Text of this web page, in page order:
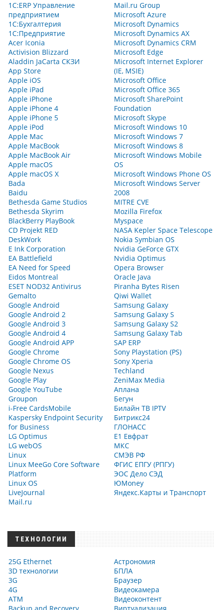
1С:ERP Управление
предприятием
1С:Бухгалтерия
1С:Предприятие
Acer Iconia
Activision Blizzard
Aladdin JaCarta СКЗИ
App Store
Apple iOS
Apple iPad
Apple iPhone
Apple iPhone 4
Apple iPhone 5
Apple iPod
Apple Mac
Apple MacBook
Apple MacBook Air
Apple macOS
Apple macOS X
Bada
Baidu
Bethesda Game Studios
Bethesda Skyrim
BlackBerry PlayBook
CD Projekt RED
DeskWork
E Ink Corporation
EA Battlefield
EA Need for Speed
Eidos Montreal
ESET NOD32 Antivirus
Gemalto
Google Android
Google Android 2
Google Android 3
Google Android 4
Google Android APP
Google Chrome
Google Chrome OS
Google Nexus
Google Play
Google YouTube
Groupon
i-Free CardsMobile
Kaspersky Endpoint Security
for Business
LG Optimus
LG webOS
Linux
Linux MeeGo Core Software
Platform
Linux OS
LiveJournal
Mail.ru
Mail.ru Group
Microsoft Azure
Microsoft Dynamics
Microsoft Dynamics AX
Microsoft Dynamics CRM
Microsoft Edge
Microsoft Internet Explorer
(IE, MSIE)
Microsoft Office
Microsoft Office 365
Microsoft SharePoint
Foundation
Microsoft Skype
Microsoft Windows 10
Microsoft Windows 7
Microsoft Windows 8
Microsoft Windows Mobile
OS
Microsoft Windows Phone OS
Microsoft Windows Server
2008
MITRE CVE
Mozilla Firefox
Myspace
NASA Kepler Space Telescope
Nokia Symbian OS
Nvidia GeForce GTX
Nvidia Optimus
Opera Browser
Oracle Java
Piranha Bytes Risen
Qiwi Wallet
Samsung Galaxy
Samsung Galaxy S
Samsung Galaxy S2
Samsung Galaxy Tab
SAP ERP
Sony Playstation (PS)
Sony Xperia
Techland
ZeniMax Media
Аплана
Бегун
Билайн ТВ IPTV
Битрикс24
ГЛОНАСС
Е1 Евфрат
МКС
СМЭВ РФ
ФГИС ЕПГУ (РПГУ)
ЭОС Дело СЭД
ЮMoney
Яндекс.Карты и Транспорт
ТЕХНОЛОГИИ
25G Ethernet
3D технологии
3G
4G
ATM
Астрономия
БПЛА
Браузер
Видеокамера
Видеоконтент